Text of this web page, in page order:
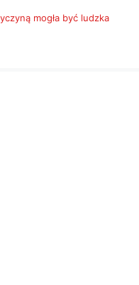
mogła być ludzka